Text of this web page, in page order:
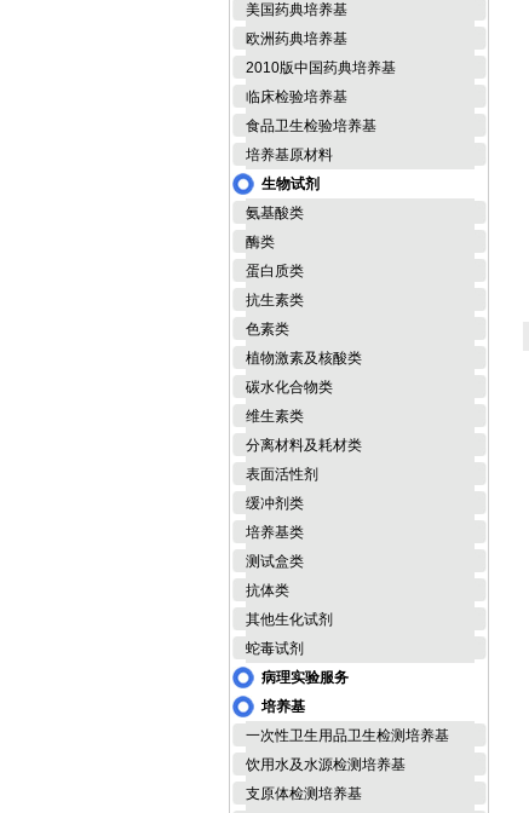
美国药典培养基
欧洲药典培养基
2010版中国药典培养基
临床检验培养基
食品卫生检验培养基
培养基原材料
生物试剂
氨基酸类
酶类
蛋白质类
抗生素类
色素类
植物激素及核酸类
碳水化合物类
维生素类
分离材料及耗材类
表面活性剂
缓冲剂类
培养基类
测试盒类
抗体类
其他生化试剂
蛇毒试剂
病理实验服务
培养基
一次性卫生用品卫生检测培养基
饮用水及水源检测培养基
支原体检测培养基